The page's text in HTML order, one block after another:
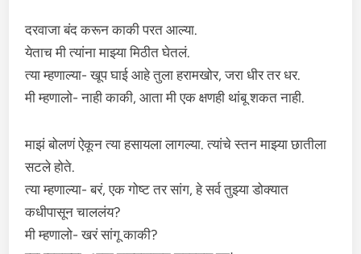
दरवाजा बंद करून काकी परत आल्या.
येताच मी त्यांना माझ्या मिठीत घेतलं.
त्या म्हणाल्या- खूप घाई आहे तुला हरामखोर, जरा धीर तर धर.
मी म्हणालो- नाही काकी, आता मी एक क्षणही थांबू शकत नाही.
माझं बोलणं ऐकून त्या हसायला लागल्या. त्यांचे स्तन माझ्या छातीला
सटले होते.
त्या म्हणाल्या- बरं, एक गोष्ट तर सांग, हे सर्व तुझ्या डोक्यात
कधीपासून चाललंय?
मी म्हणालो- खरं सांगू काकी?